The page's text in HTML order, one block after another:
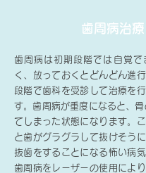
歯周病治療
歯周病は初期段階では自覚で
く、放っておくとどんどん進
段階で歯科を受診して治療を
す。歯周病が重度になると、
てしまった状態になります。
と歯がグラグラして抜けそう
抜歯をすることになる怖い病
歯周病をレーザーの使用によ